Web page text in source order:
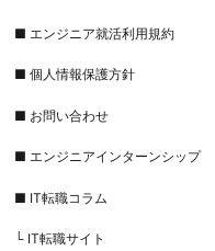
■ エンジニア就活利用規約
■ 個人情報保護方針
■ お問い合わせ
■ エンジニアインターンシップ
■ IT転職コラム
└ IT転職サイト